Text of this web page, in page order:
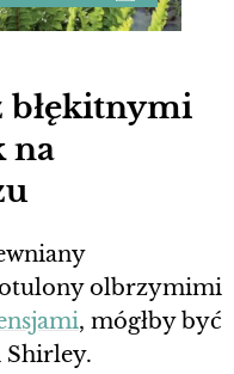
błękitnymi
na
otulony olbrzymimi
, mógłby być